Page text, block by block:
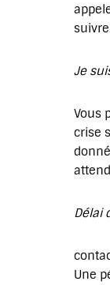
Je
Vous
crise
Délai
Une